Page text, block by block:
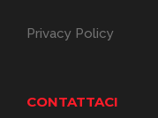
Privacy Policy
CONTATTACI